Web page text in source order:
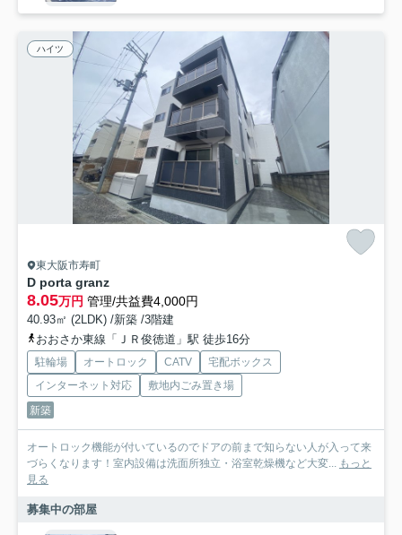
ハイツ
東大阪市寿町
D porta granz
8.05万円 管理/共益費4,000円
40.93㎡ (2LDK) /新築 /3階建
おおさか東線「ＪＲ俊徳道」駅 徒歩16分
駐輪場 オートロック CATV
宅配ボックス
インターネット対応
敷地内ごみ置き場
新築
オートロック機能が付いているのでドアの前まで知らない人が入って来
づらくなります！室内設備は洗面所独立・浴室乾燥機など大変... もっと
見る
募集中の部屋